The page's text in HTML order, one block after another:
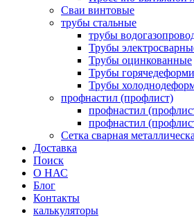
Сваи винтовые
трубы стальные
трубы
Трубы
Трубы оцинкованные
Трубы
Трубы
профнастил (профлист)
профнастил
профнастил
Сетка сварная
Доставка
Поиск
О НАС
Блог
Контакты
калькуляторы